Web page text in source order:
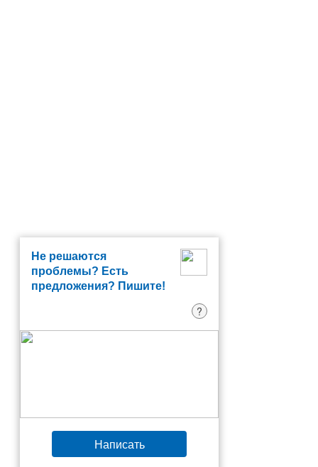
Не решаются
проблемы? Есть
предложения? Пишите!
?
Написать